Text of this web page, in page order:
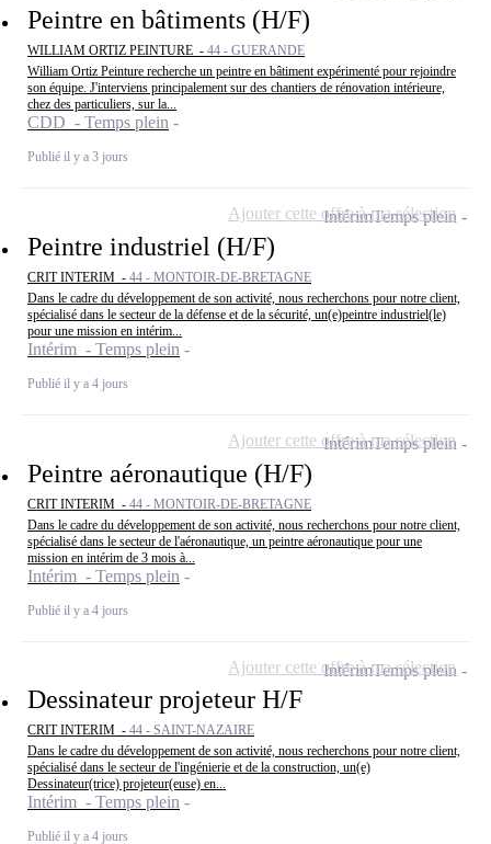
Peintre en bâtiments (H/F)
WILLIAM ORTIZ PEINTURE - 44 - GUERANDE
William Ortiz Peinture recherche un peintre en bâtiment expérimenté pour rejoindre
son équipe. J'interviens principalement sur des chantiers de rénovation intérieure,
chez des particuliers, sur la...
CDD - Temps plein
Publié il y a 3 jours
Peintre industriel (H/F)
CRIT INTERIM - 44 - MONTOIR-DE-BRETAGNE
Dans le cadre du développement de son activité, nous recherchons pour notre client,
spécialisé dans le secteur de la défense et de la sécurité, un(e)peintre industriel(le)
pour une mission en intérim...
Intérim - Temps plein
Publié il y a 4 jours
IntérimTemps plein
Ajouter cette offre à ma sélection
Peintre aéronautique (H/F)
CRIT INTERIM - 44 - MONTOIR-DE-BRETAGNE
Dans le cadre du développement de son activité, nous recherchons pour notre client,
spécialisé dans le secteur de l'aéronautique, un peintre aéronautique pour une
mission en intérim de 3 mois à...
Intérim - Temps plein
Publié il y a 4 jours
IntérimTemps plein
Ajouter cette offre à ma sélection
Dessinateur projeteur H/F
CRIT INTERIM - 44 - SAINT-NAZAIRE
Dans le cadre du développement de son activité, nous recherchons pour notre client,
spécialisé dans le secteur de l'ingénierie et de la construction, un(e)
Dessinateur(trice) projeteur(euse) en...
Intérim - Temps plein
Publié il y a 4 jours
IntérimTemps plein
Ajouter cette offre à ma sélection